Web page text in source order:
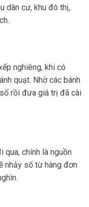
dân cư, khu đô thị,
nghiêng, khi có
quạt. Nhờ các bánh
rồi đưa giá trị đã cài
qua, chính là nguồn
nhảy số từ hàng đơn